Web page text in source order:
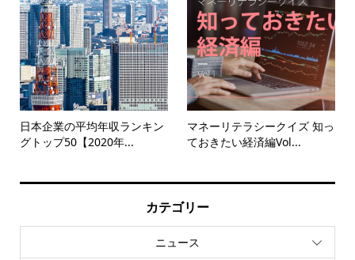
日本企業の平均年収ランキン
グトップ50【2020年...
マネーリテラシークイズ 知っ
ておきたい経済編Vol...
カテゴリー
ニュース